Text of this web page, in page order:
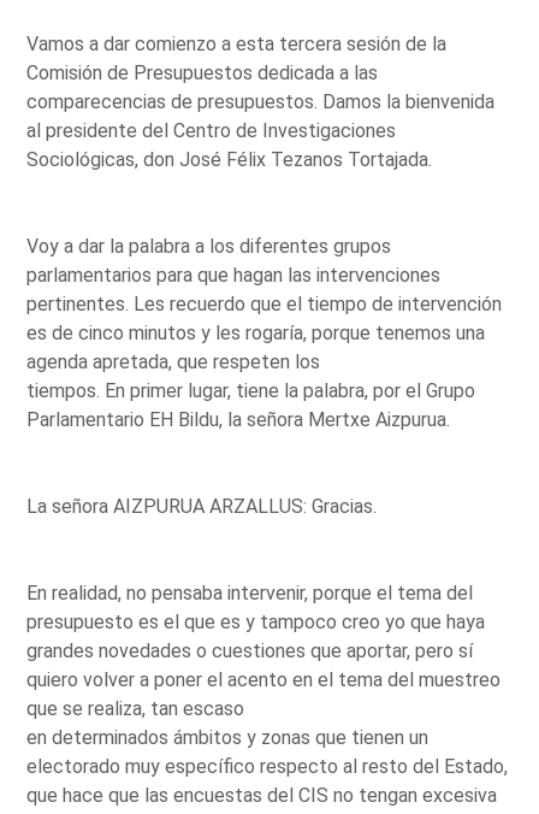
Vamos a dar comienzo a esta tercera sesión de la
Comisión de Presupuestos dedicada a las
comparecencias de presupuestos. Damos la bienvenida
al presidente del Centro de Investigaciones
Sociológicas, don José Félix Tezanos Tortajada.
Voy a dar la palabra a los diferentes grupos
parlamentarios para que hagan las intervenciones
pertinentes. Les recuerdo que el tiempo de intervención
es de cinco minutos y les rogaría, porque tenemos una
agenda apretada, que respeten los
tiempos. En primer lugar, tiene la palabra, por el Grupo
Parlamentario EH Bildu, la señora Mertxe Aizpurua.
La señora AIZPURUA ARZALLUS: Gracias.
En realidad, no pensaba intervenir, porque el tema del
presupuesto es el que es y tampoco creo yo que haya
grandes novedades o cuestiones que aportar, pero sí
quiero volver a poner el acento en el tema del muestreo
que se realiza, tan escaso
en determinados ámbitos y zonas que tienen un
electorado muy específico respecto al resto del Estado,
que hace que las encuestas del CIS no tengan excesiva